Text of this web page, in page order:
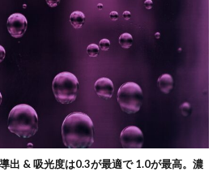
出 & 吸光度は0.3が最適で 1.0が最高。濃